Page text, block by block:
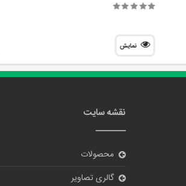
نمایش
نقشه سایت
محصولات
گالری تصاویر